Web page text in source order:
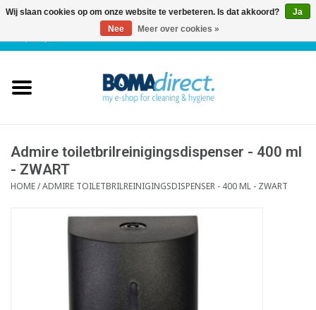
Klantenservice
Blog
Admire toiletbrilreinigingsdispenser - 400 ml
- ZWART
HOME/ADMIRE TOILETBRILREINIGINGSDISPENSER - 400 ML - ZWART
Wij slaan cookies op om onze website te verbeteren. Is dat akkoord?
Ja
Nee
Meer over cookies »